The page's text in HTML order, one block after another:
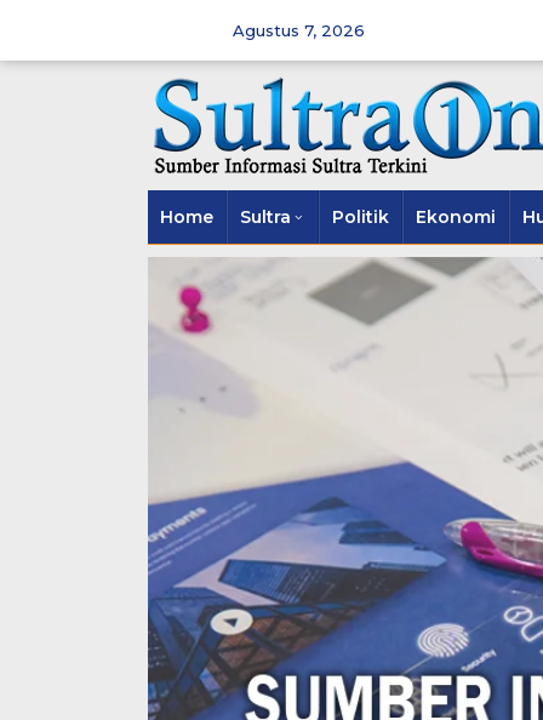
Agustus 7, 2026
Home Sultra Politik Ekonomi